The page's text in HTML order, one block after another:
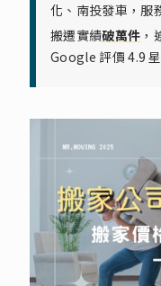
化、南投發車，服
搬遷實績破萬件 ，
Google 評價 4.9 星